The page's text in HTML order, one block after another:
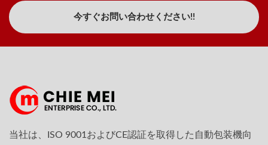
今すぐお問い合わせください!!
当社は、ISO 9001およびCE認証を取得した自動包装機向